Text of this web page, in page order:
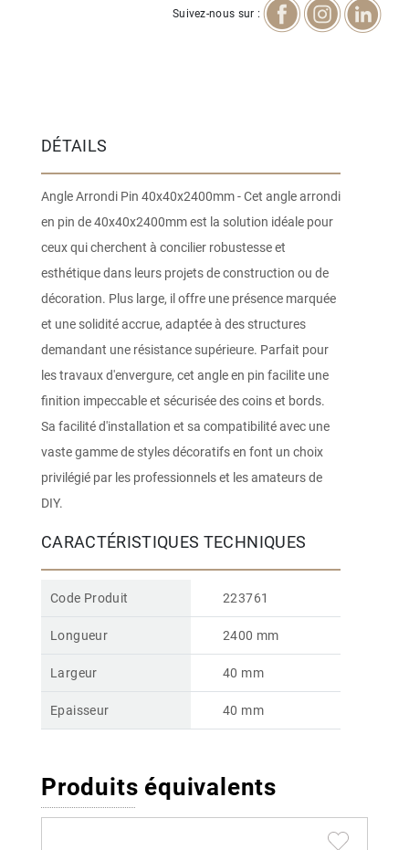
Suivez-nous sur :
DÉTAILS
Angle Arrondi Pin 40x40x2400mm - Cet angle arrondi
en pin de 40x40x2400mm est la solution idéale pour
ceux qui cherchent à concilier robustesse et
esthétique dans leurs projets de construction ou de
décoration. Plus large, il offre une présence marquée
et une solidité accrue, adaptée à des structures
demandant une résistance supérieure. Parfait pour
les travaux d'envergure, cet angle en pin facilite une
finition impeccable et sécurisée des coins et bords.
Sa facilité d'installation et sa compatibilité avec une
vaste gamme de styles décoratifs en font un choix
privilégié par les professionnels et les amateurs de
DIY.
CARACTÉRISTIQUES TECHNIQUES
Code Produit 223761
Longueur 2400 mm
Largeur 40 mm
Epaisseur 40 mm
Produits équivalents